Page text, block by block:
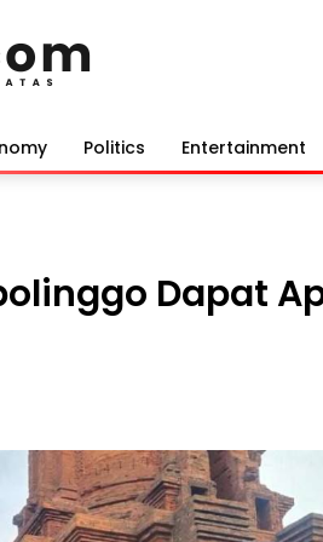
Politics Entertainment
Dapat